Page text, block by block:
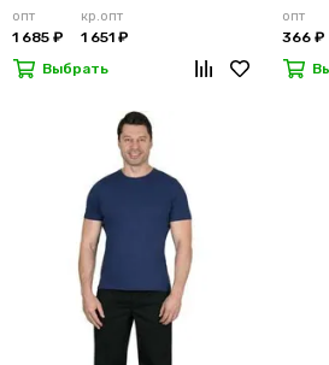
опт
1 685 ₽
кр.опт
1 651 ₽
Выбрать
опт
366 ₽